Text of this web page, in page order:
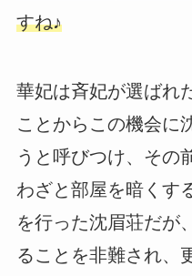
すね♪
華妃は斉妃が選ばれ
ことからこの機会に
うと呼びつけ、その
わざと部屋を暗くす
を行った沈眉荘だが
ることを非難され、